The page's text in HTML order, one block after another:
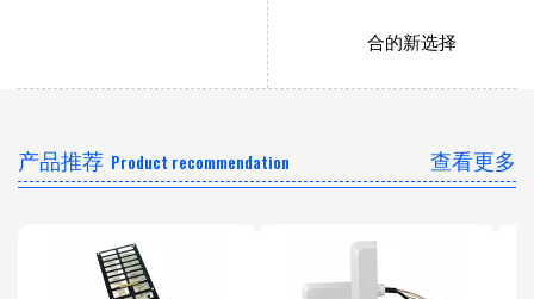
合的新选择
产品推荐 Product recommendation 查看更多